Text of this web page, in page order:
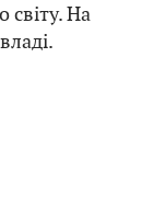
світу. На